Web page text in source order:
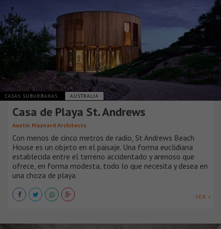
CASAS SUBURBANAS AUSTRALIA
Casa de Playa St. Andrews
Austin Maynard Architects
Con menos de cinco metros de radio, St Andrews Beach
House es un objeto en el paisaje. Una forma euclidiana
establecida entre el terreno accidentado y arenoso que
ofrece, en forma modesta, todo lo que necesita y desea en
una choza de playa.
VER +